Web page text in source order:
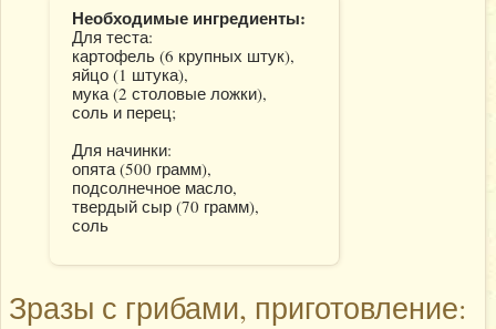
Необходимые ингредиенты:
Для теста:
картофель (6 крупных штук),
яйцо (1 штука),
мука (2 столовые ложки),
соль и перец;
Для начинки:
опята (500 грамм),
подсолнечное масло,
твердый сыр (70 грамм),
соль
Зразы с грибами, приготовление: